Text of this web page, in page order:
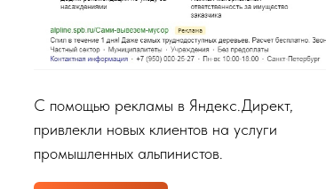
Смотреть сайт
Написать нам
Маруся
С помощью рекламы в Яндекс.Директ,
привлекли новых клиентов на услуги
промышленных альпинистов.